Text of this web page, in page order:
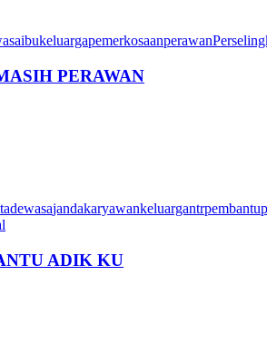
ibukeluargapemerkosaanperawan
PERAWAN
jandakaryawankeluargantrpembantu
ADIK KU